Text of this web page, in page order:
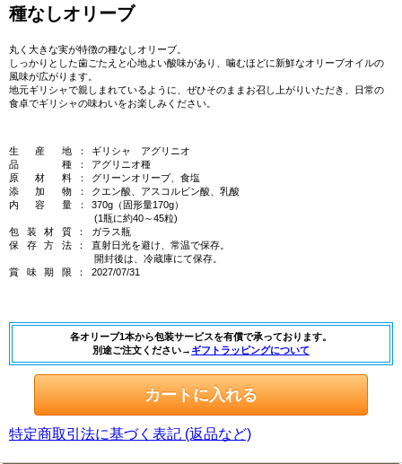
種なしオリーブ
丸く大きな実が特徴の種なしオリーブ。
しっかりとした歯ごたえと心地よい酸味があり、噛むほどに新鮮なオリーブオイルの
風味が広がります。
地元ギリシャで親しまれているように、ぜひそのままお召し上がりいただき、日常の
食卓でギリシャの味わいをお楽しみください。
生産 地 ：
ギリシャ アグリニオ
品種 ：
アグリニオ種
原材 料 ：
グリーンオリーブ、食塩
添加 物 ：
クエン酸、アスコルビン酸、乳酸
内容 量 ：
370g（固形量170g）
(1瓶に約40～45粒)
包装材 質 ：
ガラス瓶
保存方 法 ：
直射日光を避け、常温で保存。
開封後は、冷蔵庫にて保存。
賞味期 限 ： 2027/07/31
各オリーブ1本から包装サービスを有償で承っております。
別途ご注文ください→ ギフトラッピングについて
特定商取引法に基づく表記 (返品など)